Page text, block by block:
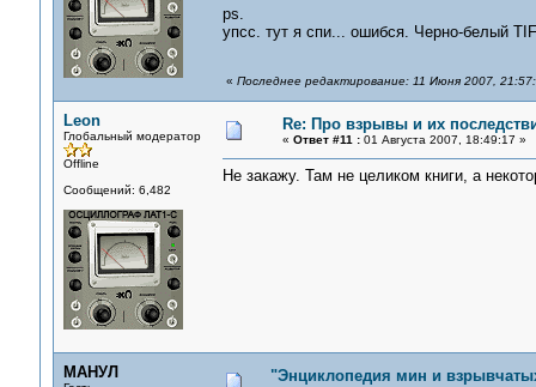
ps.
упсс. тут я спи... ошибся. Черно-белый
« Последнее редактирование: 11 Июня 2007,
Leon
Глобальный модератор
Offline
Сообщений: 6,482
Re: Про взрывы и их
« Ответ #11 :01 Августа 2007, 18:49:17 »
Не закажу. Там не целиком книги, а
МАНУЛ "Энциклопедия мин и